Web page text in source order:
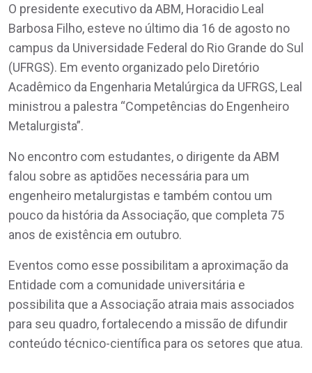
O presidente executivo da ABM, Horacidio Leal
Barbosa Filho, esteve no último dia 16 de agosto no
campus da Universidade Federal do Rio Grande do Sul
(UFRGS). Em evento organizado pelo Diretório
Acadêmico da Engenharia Metalúrgica da UFRGS, Leal
ministrou a palestra “Competências do Engenheiro
Metalurgista”.
No encontro com estudantes, o dirigente da ABM
falou sobre as aptidões necessária para um
engenheiro metalurgistas e também contou um
pouco da história da Associação, que completa 75
anos de existência em outubro.
Eventos como esse possibilitam a aproximação da
Entidade com a comunidade universitária e
possibilita que a Associação atraia mais associados
para seu quadro, fortalecendo a missão de difundir
conteúdo técnico-científica para os setores que atua.